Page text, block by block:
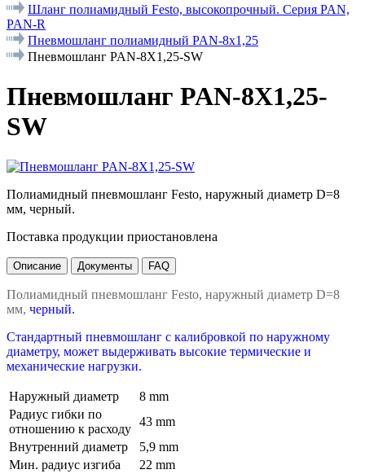
Шланг полиамидный Festo, высокопрочный. Серия PAN,
PAN-R
Пневмошланг полиамидный PAN-8x1,25
Пневмошланг PAN-8X1,25-SW
Пневмошланг PAN-8X1,25-
SW
Полиамидный пневмошланг Festo, наружный диаметр D=8
мм, черный.
Поставка продукции приостановлена
Описание Документы FAQ
Полиамидный пневмошланг Festo, наружный диаметр D=8
мм, черный.
Стандартный пневмошланг с калибровкой по наружному
диаметру, может выдерживать высокие термические и
механические нагрузки.
Наружный диаметр
8 mm
Радиус гибки по
отношению к расходу
43 mm
Внутренний диаметр
5,9 mm
Мин. радиус изгиба
22 mm